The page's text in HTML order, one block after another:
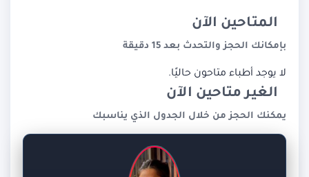
المتاحين الآن
بإمكانك الحجز والتحدث بعد 15 دقيقة
لا يوجد أطباء متاحون حاليًا.
الغير متاحين الآن
يمكنك الحجز من خلال الجدول الذي يناسبك